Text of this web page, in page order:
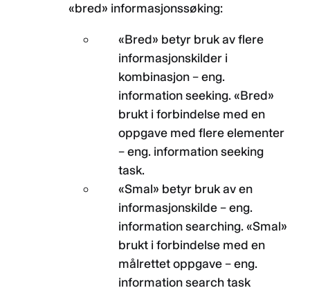
«bred» informasjonssøking:
«Bred» betyr bruk av flere
informasjonskilder i
kombinasjon – eng.
information seeking. «Bred»
brukt i forbindelse med en
oppgave med flere elementer
– eng. information seeking
task.
«Smal» betyr bruk av en
informasjonskilde – eng.
information searching. «Smal»
brukt i forbindelse med en
målrettet oppgave – eng.
information search task